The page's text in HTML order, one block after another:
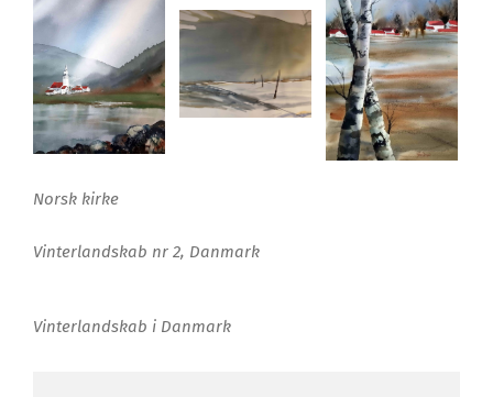
Norsk kirke
Vinterlandskab nr 2, Danmark
Vinterlandskab i Danmark